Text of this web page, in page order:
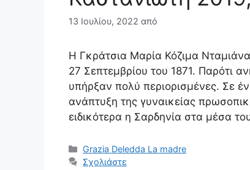
13 Ιουλίου, 2022 από
Η Γκράτσια Μαρία Κόζιμα
27 Σεπτεμβρίου του 1871. Παρότι
υπήρξαν πολύ περιορισμένες. Σε
ανάπτυξη της γυναικείας
ειδικότερα η Σαρδηνία στα μέσα
Κατηγορίες
Grazia Deledda La madre
Σχολιάστε